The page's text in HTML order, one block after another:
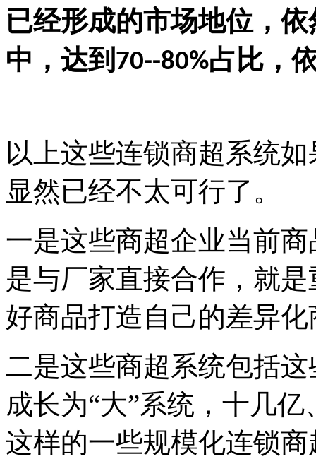
已经形成的市场地位，
中，达到 70--80%占比，
以上这些连锁商超系统
显然已经不太可行了。
一是这些商超企业当前
是与厂家直接合作，就
好商品打造自己的差异
二是这些商超系统包括
成长为“大”系统，十几
这样的一些规模化连锁